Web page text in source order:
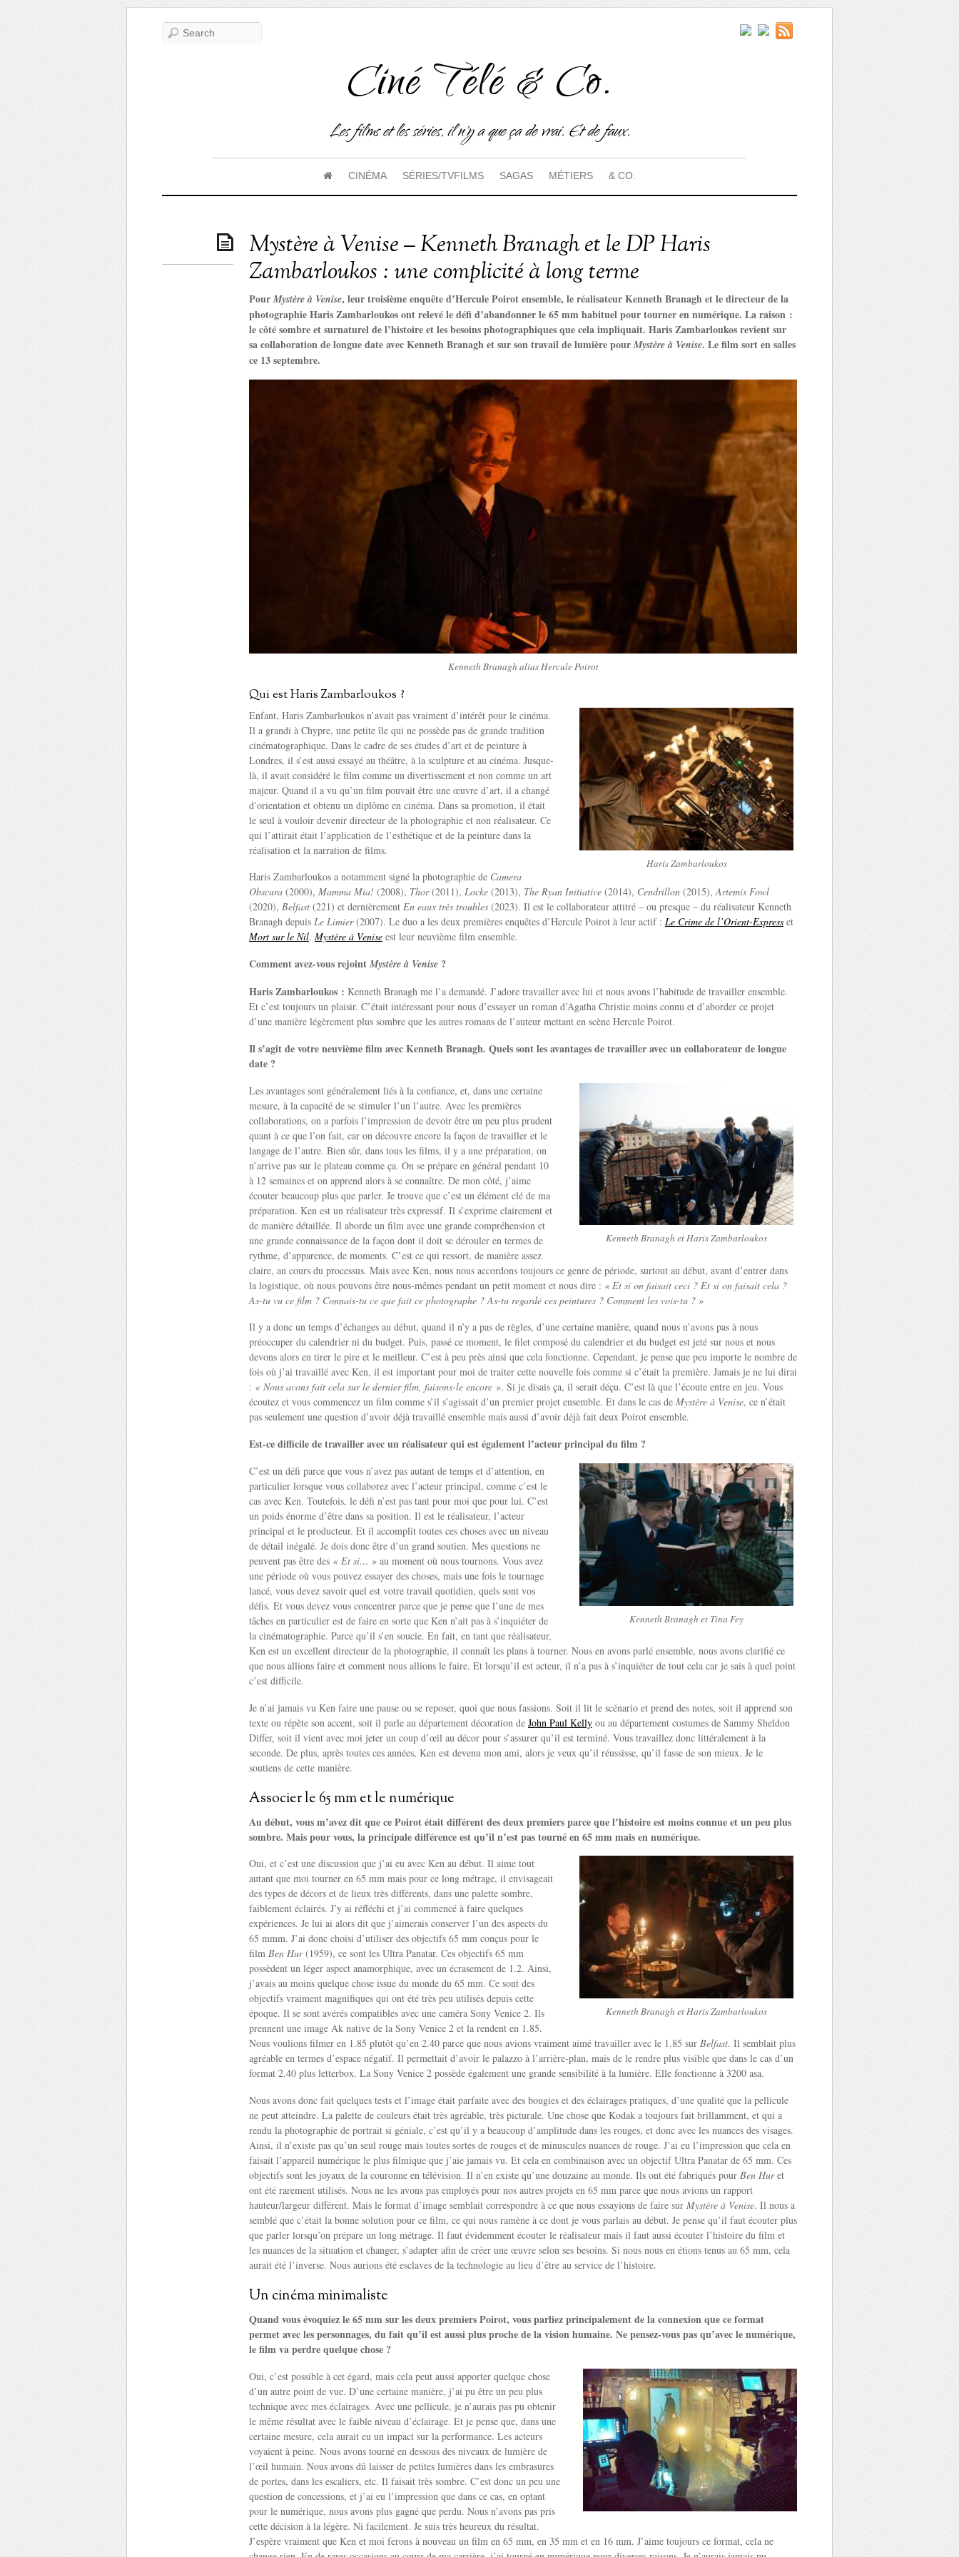
Ciné Télé & Co.
Les films et les séries, il n'y a que ça de vrai. Et de faux.
CINÉMA SÉRIES/TVFILMS SAGAS MÉTIERS & CO.
Mystère à Venise – Kenneth Branagh et le DP Haris
Zambarloukos : une complicité à long terme
PourMystère à Venise, leur troisième enquête d’Hercule Poirot ensemble, le réalisateur Kenneth Branagh et le directeur de la
photographie Haris Zambarloukos ont relevé le défi d’abandonner le 65 mm habituel pour tourner en numérique. La raison :
le côté sombre et surnaturel de l’histoire et les besoins photographiques que cela impliquait. Haris Zambarloukos revient sur
sa collaboration de longue date avec Kenneth Branagh et sur son travail de lumière pourMystère à Venise. Le film sort en salles
ce 13 septembre.
Kenneth Branagh alias Hercule Poirot
Qui est Haris Zambarloukos ?
Haris Zambarloukos
Enfant, Haris Zambarloukos n’avait pas vraiment d’intérêt pour le cinéma.
Il a grandi à Chypre, une petite île qui ne possède pas de grande tradition
cinématographique. Dans le cadre de ses études d’art et de peinture à
Londres, il s’est aussi essayé au théâtre, à la sculpture et au cinéma. Jusque-
là, il avait considéré le film comme un divertissement et non comme un art
majeur. Quand il a vu qu’un film pouvait être une œuvre d’art, il a changé
d’orientation et obtenu un diplôme en cinéma. Dans sa promotion, il était
le seul à vouloir devenir directeur de la photographie et non réalisateur. Ce
qui l’attirait était l’application de l’esthétique et de la peinture dans la
réalisation et la narration de films.
Haris Zambarloukos a notamment signé la photographie de Camera
Obscura (2000), Mamma Mia! (2008), Thor(2011), Locke (2013), The Ryan Initiative (2014), Cendrillon (2015),Artemis Fowl
(2020), Belfast (221) et dernièrement En eaux très troubles (2023). Il est le collaborateur attitré – ou presque – du réalisateur Kenneth
Branagh depuis Le Limier(2007). Le duo a les deux premières enquêtes d’Hercule Poirot à leur actif : Le Crime de l’Orient-Express et
Mort sur le Nil. Mystère à Venise est leur neuvième film ensemble.
Comment avez-vous rejointMystère à Venise ?
Haris Zambarloukos : Kenneth Branagh me l’a demandé. J’adore travailler avec lui et nous avons l’habitude de travailler ensemble.
Et c’est toujours un plaisir. C’était intéressant pour nous d’essayer un roman d’Agatha Christie moins connu et d’aborder ce projet
d’une manière légèrement plus sombre que les autres romans de l’auteur mettant en scène Hercule Poirot.
Il s’agit de votre neuvième film avec Kenneth Branagh. Quels sont les avantages de travailler avec un collaborateur de longue
date ?
Kenneth Branagh et Haris Zambarloukos
Les avantages sont généralement liés à la confiance, et, dans une certaine
mesure, à la capacité de se stimuler l’un l’autre. Avec les premières
collaborations, on a parfois l’impression de devoir être un peu plus prudent
quant à ce que l’on fait, car on découvre encore la façon de travailler et le
langage de l’autre. Bien sûr, dans tous les films, il y a une préparation, on
n’arrive pas sur le plateau comme ça. On se prépare en général pendant 10
à 12 semaines et on apprend alors à se connaître. De mon côté, j’aime
écouter beaucoup plus que parler. Je trouve que c’est un élément clé de ma
préparation. Ken est un réalisateur très expressif. Il s’exprime clairement et
de manière détaillée. Il aborde un film avec une grande compréhension et
une grande connaissance de la façon dont il doit se dérouler en termes de
rythme, d’apparence, de moments. C’est ce qui ressort, de manière assez
claire, au cours du processus. Mais avec Ken, nous nous accordons toujours ce genre de période, surtout au début, avant d’entrer dans
la logistique, où nous pouvons être nous-mêmes pendant un petit moment et nous dire : « Et si on faisait ceci ? Et si on faisait cela ?
As-tu vu ce film ? Connais-tu ce que fait ce photographe ? As-tu regardé ces peintures ? Comment les vois-tu ? »
Il y a donc un temps d’échanges au début, quand il n’y a pas de règles, d’une certaine manière, quand nous n’avons pas à nous
préoccuper du calendrier ni du budget. Puis, passé ce moment, le filet composé du calendrier et du budget est jeté sur nous et nous
devons alors en tirer le pire et le meilleur. C’est à peu près ainsi que cela fonctionne. Cependant, je pense que peu importe le nombre de
fois où j’ai travaillé avec Ken, il est important pour moi de traiter cette nouvelle fois comme si c’était la première. Jamais je ne lui dirai
: « Nous avons fait cela sur le dernier film, faisons-le encore ». Si je disais ça, il serait déçu. C’est là que l’écoute entre en jeu. Vous
écoutez et vous commencez un film comme s’il s’agissait d’un premier projet ensemble. Et dans le cas de Mystère à Venise, ce n’était
pas seulement une question d’avoir déjà travaillé ensemble mais aussi d’avoir déjà fait deux Poirot ensemble.
Est-ce difficile de travailler avec un réalisateur qui est également l’acteur principal du film ?
Kenneth Branagh et Tina Fey
C’est un défi parce que vous n’avez pas autant de temps et d’attention, en
particulier lorsque vous collaborez avec l’acteur principal, comme c’est le
cas avec Ken. Toutefois, le défi n’est pas tant pour moi que pour lui. C’est
un poids énorme d’être dans sa position. Il est le réalisateur, l’acteur
principal et le producteur. Et il accomplit toutes ces choses avec un niveau
de détail inégalé. Je dois donc être d’un grand soutien. Mes questions ne
peuvent pas être des « Et si… » au moment où nous tournons. Vous avez
une période où vous pouvez essayer des choses, mais une fois le tournage
lancé, vous devez savoir quel est votre travail quotidien, quels sont vos
défis. Et vous devez vous concentrer parce que je pense que l’une de mes
tâches en particulier est de faire en sorte que Ken n’ait pas à s’inquiéter de
la cinématographie. Parce qu’il s’en soucie. En fait, en tant que réalisateur,
Ken est un excellent directeur de la photographie, il connaît les plans à tourner. Nous en avons parlé ensemble, nous avons clarifié ce
que nous allions faire et comment nous allions le faire. Et lorsqu’il est acteur, il n’a pas à s’inquiéter de tout cela car je sais à quel point
c’est difficile.
Je n’ai jamais vu Ken faire une pause ou se reposer, quoi que nous fassions. Soit il lit le scénario et prend des notes, soit il apprend son
texte ou répète son accent, soit il parle au département décoration de John Paul Kelly ou au département costumes de Sammy Sheldon
Differ, soit il vient avec moi jeter un coup d’œil au décor pour s’assurer qu’il est terminé. Vous travaillez donc littéralement à la
seconde. De plus, après toutes ces années, Ken est devenu mon ami, alors je veux qu’il réussisse, qu’il fasse de son mieux. Je le
soutiens de cette manière.
Associer le 65 mm et le numérique
Au début, vous m’avez dit que ce Poirot était différent des deux premiers parce que l’histoire est moins connue et un peu plus
sombre. Mais pour vous, la principale différence est qu’il n’est pas tourné en 65 mm mais en numérique.
Kenneth Branagh et Haris Zambarloukos
Oui, et c’est une discussion que j’ai eu avec Ken au début. Il aime tout
autant que moi tourner en 65 mm mais pour ce long métrage, il envisageait
des types de décors et de lieux très différents, dans une palette sombre,
faiblement éclairés. J’y ai réfléchi et j’ai commencé à faire quelques
expériences. Je lui ai alors dit que j’aimerais conserver l’un des aspects du
65 mmm. J’ai donc choisi d’utiliser des objectifs 65 mm conçus pour le
film Ben Hur(1959), ce sont les Ultra Panatar. Ces objectifs 65 mm
possèdent un léger aspect anamorphique, avec un écrasement de 1.2. Ainsi,
j’avais au moins quelque chose issue du monde du 65 mm. Ce sont des
objectifs vraiment magnifiques qui ont été très peu utilisés depuis cette
époque. Il se sont avérés compatibles avec une caméra Sony Venice 2. Ils
prennent une image Ak native de la Sony Venice 2 et la rendent en 1.85.
Nous voulions filmer en 1.85 plutôt qu’en 2.40 parce que nous avions vraiment aimé travailler avec le 1.85 sur Belfast. Il semblait plus
agréable en termes d’espace négatif. Il permettait d’avoir le palazzo à l’arrière-plan, mais de le rendre plus visible que dans le cas d’un
format 2.40 plus letterbox. La Sony Venice 2 possède également une grande sensibilité à la lumière. Elle fonctionne à 3200 asa.
Nous avons donc fait quelques tests et l’image était parfaite avec des bougies et des éclairages pratiques, d’une qualité que la pellicule
ne peut atteindre. La palette de couleurs était très agréable, très picturale. Une chose que Kodak a toujours fait brillamment, et qui a
rendu la photographie de portrait si géniale, c’est qu’il y a beaucoup d’amplitude dans les rouges, et donc avec les nuances des visages.
Ainsi, il n’existe pas qu’un seul rouge mais toutes sortes de rouges et de minuscules nuances de rouge. J’ai eu l’impression que cela en
faisait l’appareil numérique le plus filmique que j’aie jamais vu. Et cela en combinaison avec un objectif Ultra Panatar de 65 mm. Ces
objectifs sont les joyaux de la couronne en télévision. Il n’en existe qu’une douzaine au monde. Ils ont été fabriqués pour Ben Huret
ont été rarement utilisés. Nous ne les avons pas employés pour nos autres projets en 65 mm parce que nous avions un rapport
hauteur/largeur différent. Mais le format d’image semblait correspondre à ce que nous essayions de faire sur Mystère à Venise. Il nous a
semblé que c’était la bonne solution pour ce film, ce qui nous ramène à ce dont je vous parlais au début. Je pense qu’il faut écouter plus
que parler lorsqu’on prépare un long métrage. Il faut évidemment écouter le réalisateur mais il faut aussi écouter l’histoire du film et
les nuances de la situation et changer, s’adapter afin de créer une œuvre selon ses besoins. Si nous nous en étions tenus au 65 mm, cela
aurait été l’inverse. Nous aurions été esclaves de la technologie au lieu d’être au service de l’histoire.
Un cinéma minimaliste
Quand vous évoquiez le 65 mm sur les deux premiers Poirot, vous parliez principalement de la connexion que ce format
permet avec les personnages, du fait qu’il est aussi plus proche de la vision humaine. Ne pensez-vous pas qu’avec le numérique,
le film va perdre quelque chose ?
Oui, c’est possible à cet égard, mais cela peut aussi apporter quelque chose
d’un autre point de vue. D’une certaine manière, j’ai pu être un peu plus
technique avec mes éclairages. Avec une pellicule, je n’aurais pas pu obtenir
le même résultat avec le faible niveau d’éclairage. Et je pense que, dans une
certaine mesure, cela aurait eu un impact sur la performance. Les acteurs
voyaient à peine. Nous avons tourné en dessous des niveaux de lumière de
l’œil humain. Nous avons dû laisser de petites lumières dans les embrasures
de portes, dans les escaliers, etc. Il faisait très sombre. C’est donc un peu une
question de concessions, et j’ai eu l’impression que dans ce cas, en optant
pour le numérique, nous avons plus gagné que perdu. Nous n’avons pas pris
cette décision à la légère. Ni facilement. Je suis très heureux du résultat.
J’espère vraiment que Ken et moi ferons à nouveau un film en 65 mm, en 35 mm et en 16 mm. J’aime toujours ce format, cela ne